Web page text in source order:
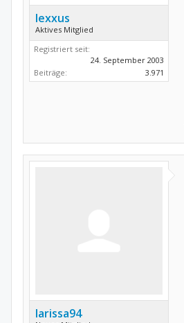
lexxus
Aktives Mitglied
Registriert seit:
24. September 2003
Beiträge:
3.971
larissa94